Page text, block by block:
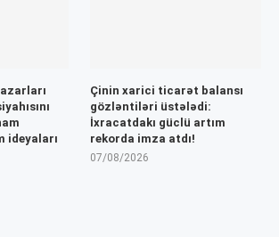
ideyaları
Çinin xarici ticarət balansı
gözləntiləri üstələdi:
İxracatdakı güclü artım
rekorda imza atdı!
07/08/2026